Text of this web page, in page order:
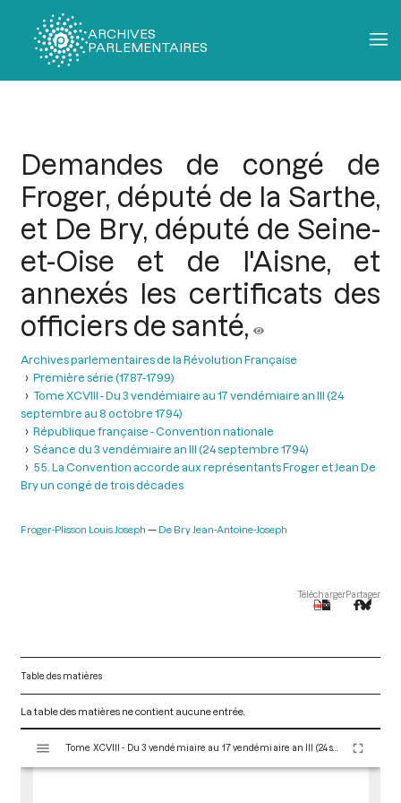
ARCHIVES
PARLEMENTAIRES
Demandes de congé de
Froger, député de la Sarthe,
et De Bry, député de Seine-
et-Oise et de l'Aisne, et
annexés les certificats des
officiers de santé,
Archives parlementaires de la Révolution Française
Première série (1787-1799)
Tome XCVIII - Du 3 vendémiaire au 17 vendémiaire an III (24
septembre au 8 octobre 1794)
République française - Convention nationale
Séance du 3 vendémiaire an III (24 septembre 1794)
55. La Convention accorde aux représentants Froger et Jean De
Bry un congé de trois décades
Froger-Plisson Louis Joseph De Bry Jean-Antoine-Joseph
TéléchargerPartager
Table des matières
La table des matières ne contient aucune entrée.
s